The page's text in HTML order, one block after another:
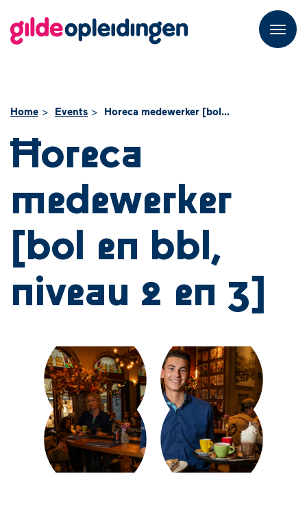
Home
Events Horeca medewerker [bol en bbl, niveau 2 en 3]
Horeca
medewerker
[bol en bbl,
niveau 2 en 3]